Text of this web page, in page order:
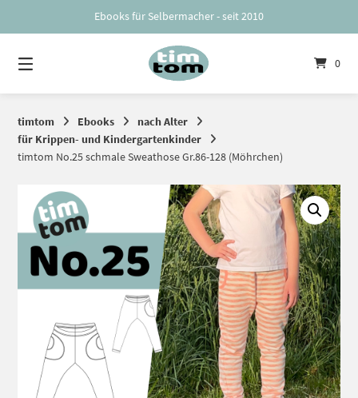
Ebooks für Selbermacher - seit 2010
0
timtom Ebooks
nach Alter
für Krippen- und Kindergartenkinder
timtom No.25 schmale Sweathose Gr.86-128 (Möhrchen)